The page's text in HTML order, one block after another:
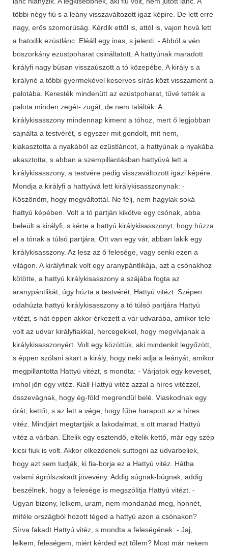
többi négy fiú s a leány visszaváltozott igaz képire. De lett erre
nagy, erős szomorúság. Kérdik ettől is, attól is, vajon hová lett
a hatodik ezüstlánc. Eléáll egy inas, s jelenti: - Abból a vén
boszorkány ezüstpoharat csináltatott. A hattyúnak maradott
királyfi nagy búsan visszaúszott a tó közepébe. A király s a
királyné a többi gyermekével keserves sírás közt visszament a
palotába. Keresték mindenütt az ezüstpoharat, tűvé tették a
palota minden zegét- zugát, de nem találták. A
királykisasszony mindennap kiment a tóhoz, mert ő legjobban
sajnálta a testvérét, s egyszer mit gondolt, mit nem,
kiakasztotta a nyakából az ezüstláncot, a hattyúnak a nyakába
akasztotta, s abban a szempillantásban hattyúvá lett a
királykisasszony, a testvére pedig visszaváltozott igazi képére.
Mondja a királyfi a hattyúvá lett királykisasszonynak: -
Köszönöm, hogy megváltottál. Ne félj, nem hagylak soká
hattyú képében. Volt a tó partján kikötve egy csónak, abba
beleült a királyfi, s kérte a hattyú királykisasszonyt, hogy húzza
el a tónak a túlsó partjára. Ott van egy vár, abban lakik egy
királykisasszony. Az lesz az ő felesége, vagy senki ezen a
világon. A királyfinak volt egy aranypántlikája, azt a csónakhoz
kötötte, a hattyú királykisasszony a szájába fogta az
aranypántlikát, úgy húzta a testvérét, Hattyú vitézt. Szépen
odahúzta hattyú királykisasszony a tó túlsó partjára Hattyú
vitézt, s hát éppen akkor érkezett a vár udvarába, amikor tele
volt az udvar királyfiakkal, hercegekkel, hogy megvívjanak a
királykisasszonyért. Volt egy közöttük, aki mindenkit legyőzött,
s éppen szólani akart a király, hogy neki adja a leányát, amikor
megpillantotta Hattyú vitézt, s mondta: - Várjatok egy keveset,
imhol jön egy vitéz. Kiáll Hattyú vitéz azzal a híres vitézzel,
összevágnak, hogy ég-föld megrendül belé. Viaskodnak egy
órát, kettőt, s az lett a vége, hogy fűbe harapott az a híres
vitéz. Mindjárt megtartják a lakodalmat, s ott marad Hattyú
vitéz a várban. Eltelik egy esztendő, eltelik kettő, már egy szép
kicsi fiuk is volt. Akkor elkezdenek suttogni az udvarbeliek,
hogy azt sem tudják, ki fia-borja ez a Hattyú vitéz. Hátha
valami ágrólszakadt jövevény. Addig súgnak-búgnak, addig
beszélnek, hogy a felesége is megszólítja Hattyú vitézt. -
Ugyan bizony, lelkem, uram, nem mondanád meg, honnét,
miféle országból hozott téged a hattyú azon a csónakon?
Sírva fakadt Hattyú vitéz, s mondta a feleségének: - Jaj,
lelkem, feleségem, miért kérded ezt tőlem? Most már nekem